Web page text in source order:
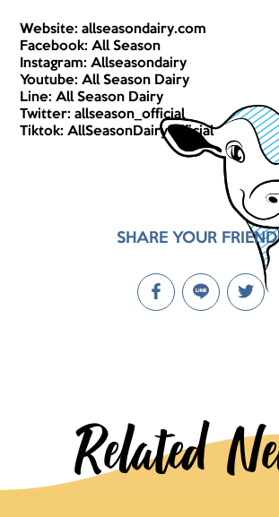
Website:allseasondairy.com
Facebook:All Season
Instagram:Allseasondairy
Youtube:All Season Dairy
Line:All Season Dairy
Twitter:allseason_official
Tiktok:AllSeasonDairyOfficial
SHARE YOUR
Related